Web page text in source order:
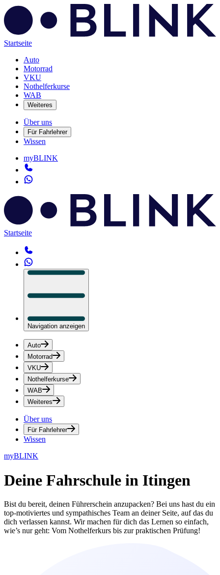
Startseite
Auto
Motorrad
VKU
Nothelferkurse
WAB
Weiteres
Über uns
Für Fahrlehrer
Wissen
myBLINK
Startseite
Navigation anzeigen
Auto
Motorrad
VKU
Nothelferkurse
WAB
Weiteres
Über uns
Für Fahrlehrer
Wissen
myBLINK
Deine Fahrschule in Itingen
Bist du bereit, deinen Führerschein anzupacken? Bei uns hast du ein
top-motiviertes und sympathisches Team an deiner Seite, auf das du
dich verlassen kannst. Wir machen für dich das Lernen so einfach,
wie’s nur geht: Vom Nothelferkurs bis zur praktischen Prüfung!